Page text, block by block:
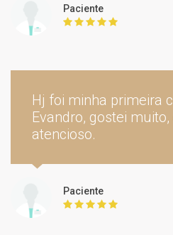
Cirurgia oncológica
digestivo
Cirurgia do
Paciente
Hj foi minha primeira
Evandro, gostei
atencioso.
Paciente